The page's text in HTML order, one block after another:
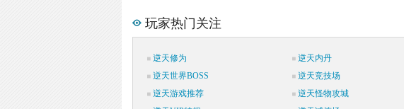
玩家热门关注
逆天修为 逆天内丹
逆天世界BOSS
逆天竞技场
逆天游戏推荐
逆天怪物攻城